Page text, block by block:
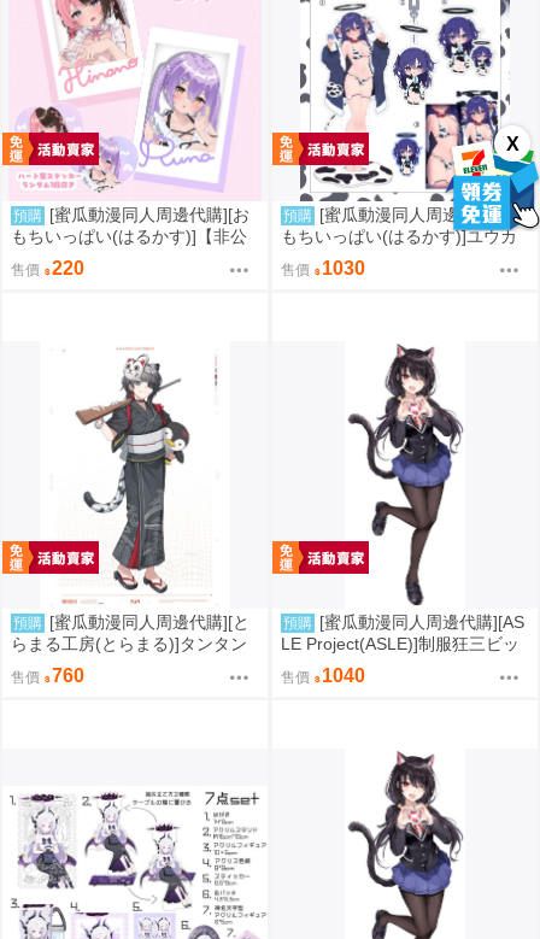
X
預購 [蜜瓜動漫同人周邊代購][お
もちいっぱい(はるかす)]【非公
式】ひなの&るなチェキ風カード
セット(VSPO!)(同人周邊)
售價 220
預購 [蜜瓜動漫同人周邊代購][お
もちいっぱい(はるかす)]ユウカ
グッズセット(蔚藍檔案)(同人周
邊)
售價 1030
預購 [蜜瓜動漫同人周邊代購][と
らまる工房(とらまる)]タンタン
浴衣アクリルスタンド(明日方舟:
エンドフィールド)(同人周邊)
售價 760
預購 [蜜瓜動漫同人周邊代購][AS
LE Project(ASLE)]制服狂三ビッ
グアクリルスタンド(25cm)(同人
周邊)
售價 1040